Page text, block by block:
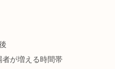
者が増える時間帯